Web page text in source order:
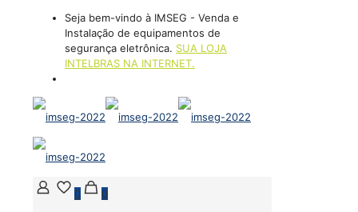
Seja bem-vindo à IMSEG - Venda e
Instalação de equipamentos de
segurança eletrônica. SUA LOJA
INTELBRAS NA INTERNET.
0
0